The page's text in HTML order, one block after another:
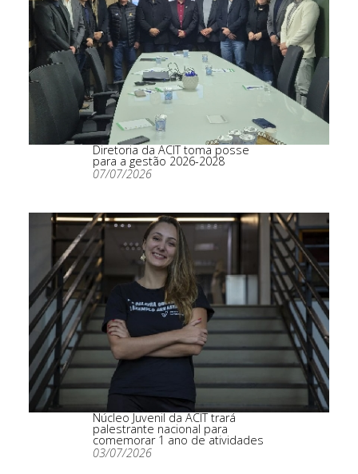
Diretoria da ACIT toma posse
para a gestão 2026-2028
07/07/2026
Núcleo Juvenil da ACIT trará
palestrante nacional para
comemorar 1 ano de atividades
03/07/2026